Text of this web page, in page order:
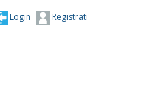
Registrati
Login